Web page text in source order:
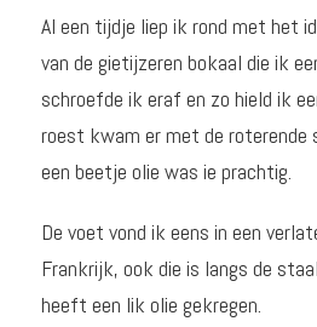
Al een tijdje liep ik rond met het
van de gietijzeren bokaal die ik
schroefde ik eraf en zo hield ik
roest kwam er met de
een beetje olie was ie prachtig.
De voet vond ik eens in een
Frankrijk, ook die is langs de
heeft een lik olie gekregen.